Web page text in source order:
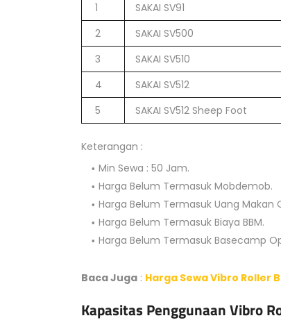
1
SAKAI SV91
2
SAKAI SV500
3
SAKAI SV510
4
SAKAI SV512
5
SAKAI SV512 Sheep Foot
Keterangan :
Min Sewa : 50 Jam.
Harga Belum Termasuk Mobdemob.
Harga Belum Termasuk Uang Makan
Harga Belum Termasuk Biaya BBM.
Harga Belum Termasuk Basecamp
Baca Juga : Harga Sewa Vibro Roller
Kapasitas Penggunaan Vibro